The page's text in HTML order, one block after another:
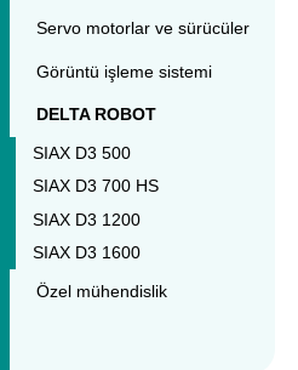
Servo motorlar ve sürücüler
Görüntü işleme sistemi
DELTA ROBOT
SIAX D3 500
SIAX D3 700 HS
SIAX D3 1200
SIAX D3 1600
Özel mühendislik